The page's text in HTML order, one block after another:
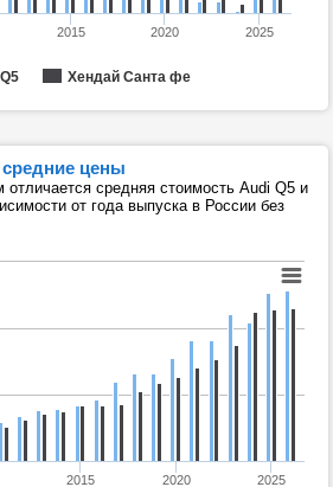
Хендай Санта фе
2015 2020 2025
цены
отличается средняя стоимость Audi Q5 и
от года выпуска в России без
2015 2020 2025